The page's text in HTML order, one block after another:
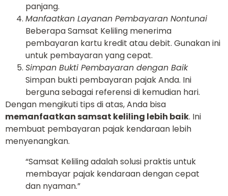
panjang.
Manfaatkan Layanan Pembayaran Nontunai
Beberapa Samsat Keliling menerima
pembayaran kartu kredit atau debit. Gunakan ini
untuk pembayaran yang cepat.
Simpan Bukti Pembayaran dengan Baik
Simpan bukti pembayaran pajak Anda. Ini
berguna sebagai referensi di kemudian hari.
Dengan mengikuti tips di atas, Anda bisa
memanfaatkan samsat keliling lebih baik. Ini
membuat pembayaran pajak kendaraan lebih
menyenangkan.
“Samsat Keliling adalah solusi praktis untuk
membayar pajak kendaraan dengan cepat
dan nyaman.”